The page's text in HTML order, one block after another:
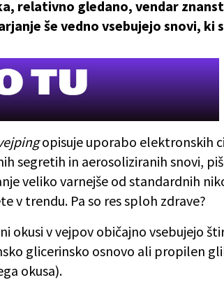
relativno gledano, vendar
še vedno vsebujejo snovi, ki
opisuje uporabo elektronskih
segretih in aerosoliziranih snovi,
veliko varnejše od standardnih
v trendu. Pa so res sploh zdrave?
okusi v vejpov običajno vsebujejo
glicerinsko osnovo ali propilen
okusa).